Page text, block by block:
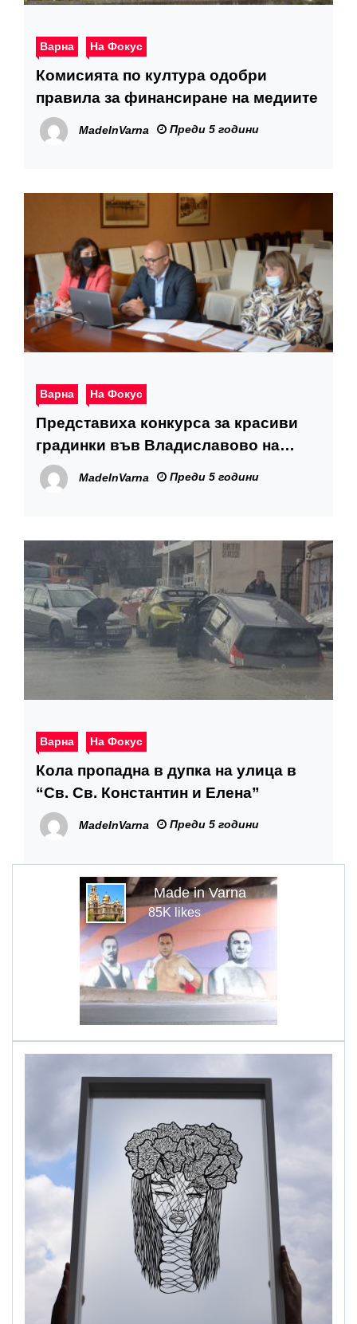
Варна На Фокус
Комисията по култура одобри
правила за финансиране на медиите
MadeInVarna Преди 5 години
Варна На Фокус
Представиха конкурса за красиви
градинки във Владиславово на
международен форум
MadeInVarna Преди 5 години
Варна На Фокус
Кола пропадна в дупка на улица в
“Св. Св. Константин и Елена”
MadeInVarna Преди 5 години
Made in Varna
85K likes